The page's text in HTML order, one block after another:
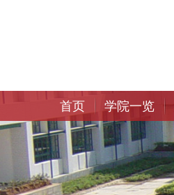
首页 学院一览